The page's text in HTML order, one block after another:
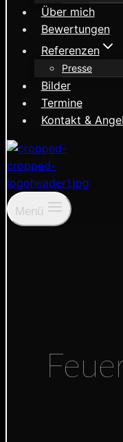
Über mich
Bewertungen
Referenzen
Presse
Bilder
Termine
Kontakt &
Menü